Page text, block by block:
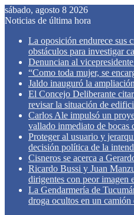
sábado, agosto 8 2026
Noticias de última hora
La oposición endurece sus
obstáculos para investigar
Denuncian al
“Como toda mujer, se
Jaldo inauguró la
El Concejo Deliberante
revisar la situación de
Carlos Ale impulsó un
vallado inmediato de bocas
Proteger al usuario y
decisión política de la
Cisneros se acerca a
Ricardo Bussi y Juan
dirigentes con peor imagen
La Gendarmería de
droga ocultos en un camión